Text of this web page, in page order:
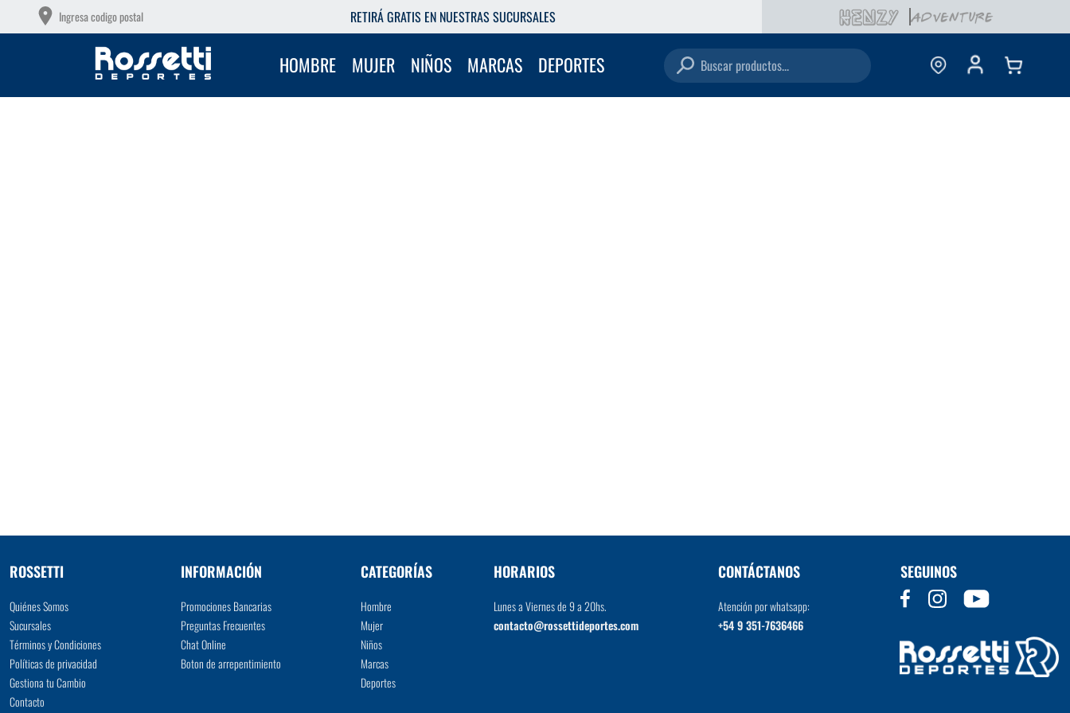
Ingresa codigo postal
SIN INTERÉS CON TU DEBITO RETIRÁ GRATIS EN NUESTRAS SUCURSALES
HOMBRE MUJER NIÑOS MARCAS DEPORTES Buscar productos...
ROSSETTI
Quiénes Somos
Sucursales
Términos y Condiciones
Políticas de privacidad
Gestiona tu Cambio
Contacto
INFORMACIÓN
Promociones Bancarias
Preguntas Frecuentes
Chat Online
Boton de arrepentimiento
CATEGORÍAS
Hombre
Mujer
Niños
Marcas
Deportes
HORARIOS
Lunes a Viernes de 9 a 20hs.
contacto@rossettideportes.com
CONTÁCTANOS
Atención por whatsapp:
+54 9 351-7636466
SEGUINOS